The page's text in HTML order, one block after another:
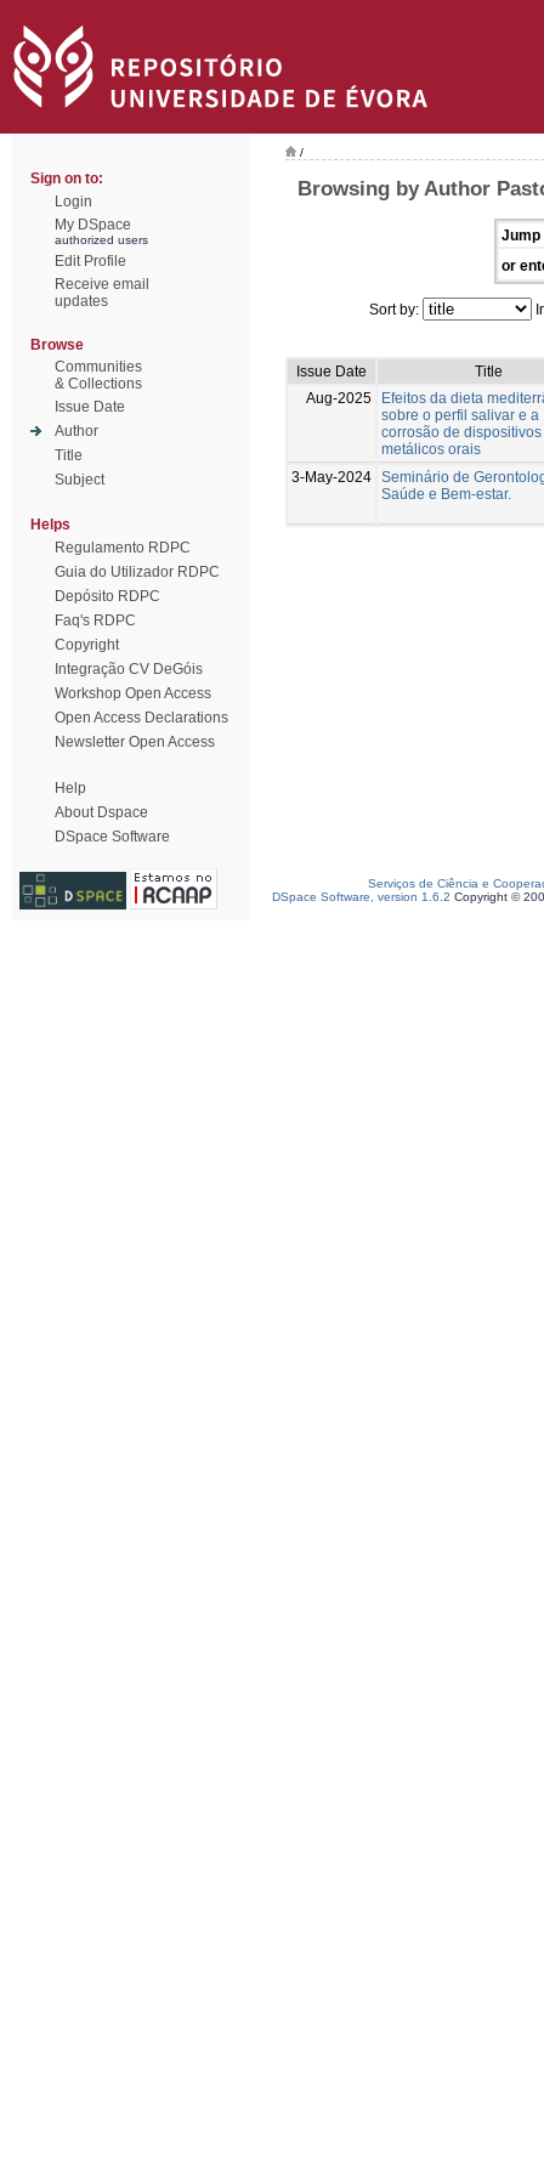
Sign on to:
Login
My DSpace
authorized users
Edit Profile
Receive email
updates
Browse
Communities
& Collections
Issue Date
Author
Title
Subject
Helps
Regulamento RDPC
Guia do Utilizador RDPC
Depósito RDPC
Faq's RDPC
Copyright
Integração CV DeGóis
Workshop Open Access
Open Access Declarations
Newsletter Open Access
Help
About Dspace
DSpace Software
/
Browsing by Author
Jump
or
Sort by:
Issue Date
Title
Aug-2025
Efeitos da dieta
sobre o perfil salivar e a
corrosão de dispositivos
metálicos orais
3-May-2024 Seminário de
Saúde e Bem-estar.
Serviços de Ciência e
DSpace Software, version 1.6.2 Copyright ©